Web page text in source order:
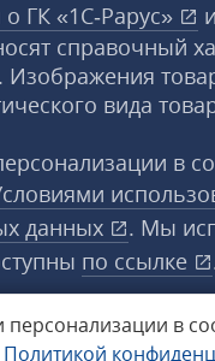
в
Политикой
ГК «1С‑Рарус» и
справочный
Изображения
вида
в
данных
. Мы
по ссылке